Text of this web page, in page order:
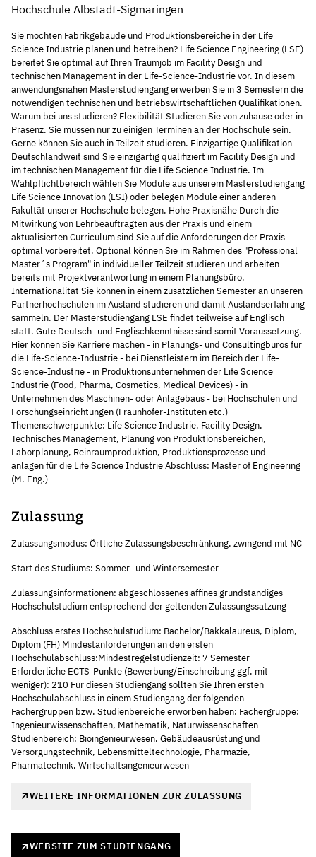
Hochschule Albstadt-Sigmaringen
Sie möchten Fabrikgebäude und Produktionsbereiche in der Life
Science Industrie planen und betreiben? Life Science Engineering (LSE)
bereitet Sie optimal auf Ihren Traumjob im Facility Design und
technischen Management in der Life-Science-Industrie vor. In diesem
anwendungsnahen Masterstudiengang erwerben Sie in 3 Semestern die
notwendigen technischen und betriebswirtschaftlichen Qualifikationen.
Warum bei uns studieren? Flexibilität Studieren Sie von zuhause oder in
Präsenz. Sie müssen nur zu einigen Terminen an der Hochschule sein.
Gerne können Sie auch in Teilzeit studieren. Einzigartige Qualifikation
Deutschlandweit sind Sie einzigartig qualifiziert im Facility Design und
im technischen Management für die Life Science Industrie. Im
Wahlpflichtbereich wählen Sie Module aus unserem Masterstudiengang
Life Science Innovation (LSI) oder belegen Module einer anderen
Fakultät unserer Hochschule belegen. Hohe Praxisnähe Durch die
Mitwirkung von Lehrbeauftragten aus der Praxis und einem
aktualisierten Curriculum sind Sie auf die Anforderungen der Praxis
optimal vorbereitet. Optional können Sie im Rahmen des "Professional
Master´s Program" in individueller Teilzeit studieren und arbeiten
bereits mit Projektverantwortung in einem Planungsbüro.
Internationalität Sie können in einem zusätzlichen Semester an unseren
Partnerhochschulen im Ausland studieren und damit Auslandserfahrung
sammeln. Der Masterstudiengang LSE findet teilweise auf Englisch
statt. Gute Deutsch- und Englischkenntnisse sind somit Voraussetzung.
Hier können Sie Karriere machen - in Planungs- und Consultingbüros für
die Life-Science-Industrie - bei Dienstleistern im Bereich der Life-
Science-Industrie - in Produktionsunternehmen der Life Science
Industrie (Food, Pharma, Cosmetics, Medical Devices) - in
Unternehmen des Maschinen- oder Anlagebaus - bei Hochschulen und
Forschungseinrichtungen (Fraunhofer-Instituten etc.)
Themenschwerpunkte: Life Science Industrie, Facility Design,
Technisches Management, Planung von Produktionsbereichen,
Laborplanung, Reinraumproduktion, Produktionsprozesse und –
anlagen für die Life Science Industrie Abschluss: Master of Engineering
(M. Eng.)
Zulassung
Zulassungsmodus: Örtliche Zulassungsbeschränkung, zwingend mit NC
Start des Studiums: Sommer- und Wintersemester
Zulassungsinformationen: abgeschlossenes affines grundständiges
Hochschulstudium entsprechend der geltenden Zulassungssatzung
Abschluss erstes Hochschulstudium: Bachelor/Bakkalaureus, Diplom,
Diplom (FH) Mindestanforderungen an den ersten
Hochschulabschluss:Mindestregelstudienzeit: 7 Semester
Erforderliche ECTS-Punkte (Bewerbung/Einschreibung ggf. mit
weniger): 210 Für diesen Studiengang sollten Sie Ihren ersten
Hochschulabschluss in einem Studiengang der folgenden
Fächergruppen bzw. Studienbereiche erworben haben: Fächergruppe:
Ingenieurwissenschaften, Mathematik, Naturwissenschaften
Studienbereich: Bioingenieurwesen, Gebäudeausrüstung und
Versorgungstechnik, Lebensmitteltechnologie, Pharmazie,
Pharmatechnik, Wirtschaftsingenieurwesen
WEITERE INFORMATIONEN ZUR ZULASSUNG
WEBSITE ZUM STUDIENGANG